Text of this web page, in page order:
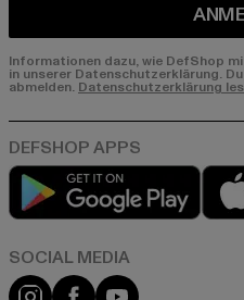
Informationen dazu, wie DefShop
in unserer Datenschutzerklärung.
abmelden. Datenschutzerklärung
Play
Instagram
FacebookYouTube